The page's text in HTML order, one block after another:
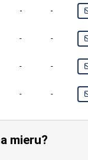
- -
- -
- -
- -
mieru?